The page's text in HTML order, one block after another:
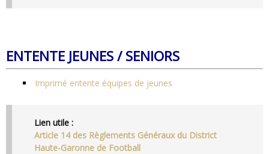
ENTENTE JEUNES / SENIORS
Imprimé entente équipes de jeunes
Lien utile :
Article 14 des Règlements Généraux du District
Haute-Garonne de Football